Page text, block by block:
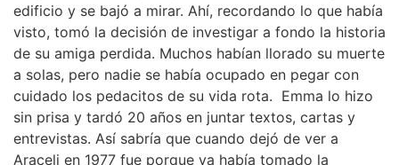
edificio y se bajó a mirar. Ahí, recordando lo que había
visto, tomó la decisión de investigar a fondo la historia
de su amiga perdida. Muchos habían llorado su muerte
a solas, pero nadie se había ocupado en pegar con
cuidado los pedacitos de su vida rota. Emma lo hizo
sin prisa y tardó 20 años en juntar textos, cartas y
entrevistas. Así sabría que cuando dejó de ver a
Araceli en 1977 fue porque ya había tomado la